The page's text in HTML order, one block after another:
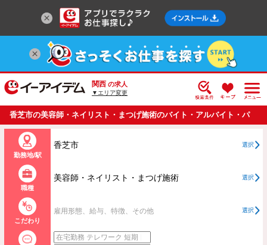
関西 の求人
▼エリア変更
香芝市の美容師・ネイリスト・まつげ施術のバイト・アルバイト・パ
ートの求人情報一覧
勤務地/駅
香芝市 選択
職種
美容師・ネイリスト・まつげ施術 選択
こだわり
雇用形態、給与、特徴、その他 選択